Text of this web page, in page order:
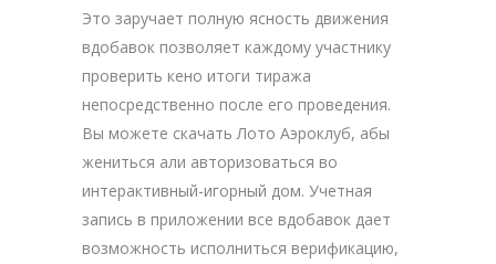
Это заручает полную ясность движения
вдобавок позволяет каждому участнику
проверить кено итоги тиража
непосредственно после его проведения.
Вы можете скачать Лото Аэроклуб, абы
жениться али авторизоваться во
интерактивный-игорный дом. Учетная
запись в приложении все вдобавок дает
возможность исполниться верификацию,